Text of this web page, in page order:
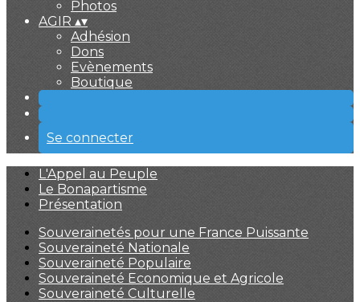
Photos
AGIR ▴▾
Adhésion
Dons
Evènements
Boutique
Se connecter
L'Appel au Peuple
Le Bonapartisme
Présentation
Souverainetés pour une France Puissante
Souveraineté Nationale
Souveraineté Populaire
Souveraineté Economique et Agricole
Souveraineté Culturelle